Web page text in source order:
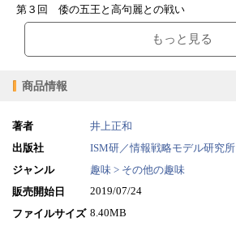
第３回 倭の五王と高句麗との戦い
第４回 雄略・継体天皇の大和統一
第５回 大和の５大古墳群と鉄の路の神
もっと見る
商品情報
著者
井上正和
出版社
ISM研／情報戦略モデル研究所
ジャンル
趣味 > その他の趣味
販売開始日
2019/07/24
ファイルサイズ 8.40MB